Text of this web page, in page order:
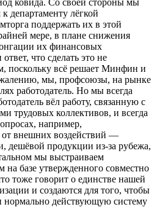
ковида. Со своей стороны мы
департаменту лёгкой
поддержать их в этой
мере, в плане снижения
их финансовых
что сделать это не
поскольку всё решает Минфин и
мы, профсоюзы, на рынке
работодатель. Но мы всегда
вёл работу, связанную с
трудовых коллективов, и всегда
например,
внешних воздействий —
дешёвой продукции из-за рубежа,
мы выстраиваем
на базе утвержденного совместно
тоже говорит о единстве нашей
и создаются для того, чтобы
нормально действующую систему